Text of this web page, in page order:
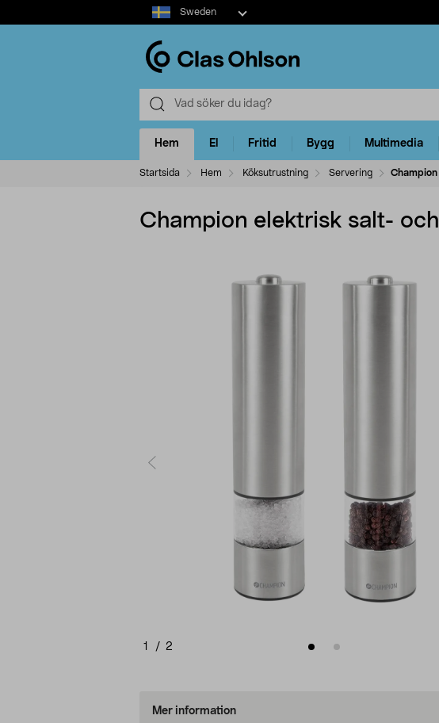
Select
market
Sweden
Hem El Fritid Bygg Multimedia
Startsida Hem Köksutrustning Servering
Champion elektrisk salt-
1 / 2
Mer information